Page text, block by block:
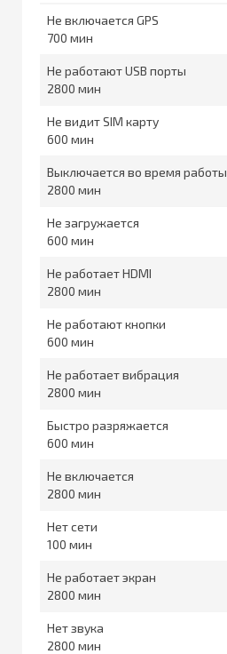
Не включается GPS
700
Не работают USB порты
2800
Не видит SIM карту
600
Выключается во время работы
2800
Не загружается
600
Не работает HDMI
2800
Не работают кнопки
600
Не работает вибрация
2800
Быстро разряжается
600
Не включается
2800
Нет сети
100
Не работает экран
2800
Нет звука
2800